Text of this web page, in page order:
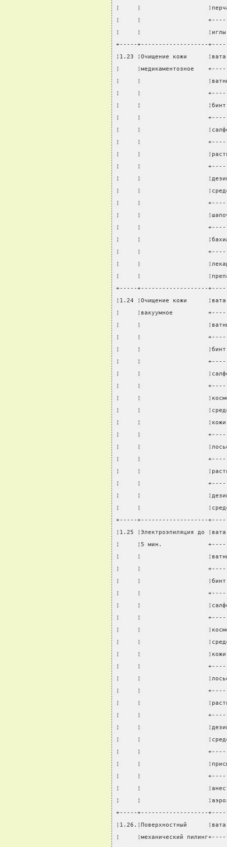
¦     ¦
¦     ¦
¦     ¦                   ¦иглы
+-----+-------------------
¦1.23 ¦Очищение кожи
¦     ¦медикаментозное
¦     ¦
¦     ¦
¦     ¦
¦     ¦
¦     ¦
¦     ¦
¦     ¦
¦     ¦
¦     ¦
¦     ¦
¦     ¦
¦     ¦
¦     ¦
¦     ¦                   ¦бахилы
¦     ¦
¦     ¦
¦     ¦
+-----+-------------------
¦1.24 ¦Очищение кожи
¦     ¦вакуумное
¦     ¦
¦     ¦
¦     ¦
¦     ¦
¦     ¦
¦     ¦
¦     ¦
¦     ¦
¦     ¦
¦     ¦
¦     ¦
¦     ¦
¦     ¦
¦     ¦
¦     ¦
¦     ¦
+-----+-------------------
¦1.25 ¦Электроэпиляция
¦     ¦5 мин.
¦     ¦
¦     ¦
¦     ¦
¦     ¦
¦     ¦
¦     ¦
¦     ¦
¦     ¦
¦     ¦
¦     ¦
¦     ¦
¦     ¦
¦     ¦
¦     ¦
¦     ¦
¦     ¦
¦     ¦
¦     ¦
¦     ¦
¦     ¦
¦     ¦
+-----+-------------------
¦1.26.¦Поверхностный
¦     ¦механический